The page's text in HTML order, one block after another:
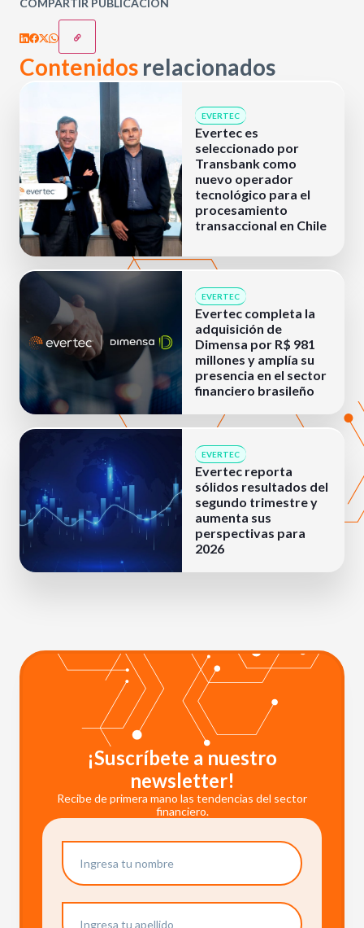
COMPARTIR PUBLICACIÓN
Contenidos relacionados
EVERTEC
Evertec es
seleccionado por
Transbank como
nuevo operador
tecnológico para el
procesamiento
transaccional en Chile
EVERTEC
Evertec completa la
adquisición de
Dimensa por R$ 981
millones y amplía su
presencia en el sector
financiero brasileño
EVERTEC
Evertec reporta
sólidos resultados del
segundo trimestre y
aumenta sus
perspectivas para
2026
¡Suscríbete a nuestro
newsletter!
Recibe de primera mano las tendencias del sector
financiero.